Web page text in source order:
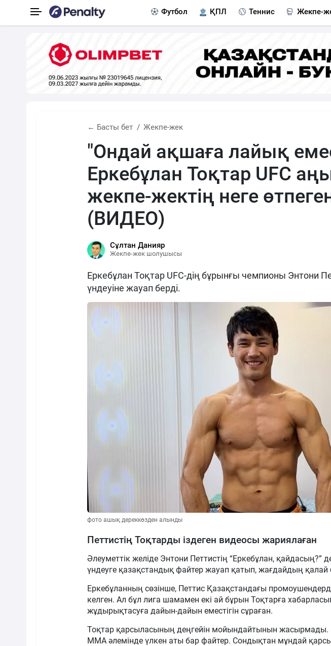
Футбол ҚПЛ Теннис Жекпе-
← Басты бет Жекпе-жек
"Ондай ақшаға лайық
Еркебұлан Тоқтар UFC
жекпе-жектің неге
(ВИДЕО)
Сұлтан Данияр
Жекпе-жек шолушысы
Еркебұлан Тоқтар UFC-дің бұрынғы чемпионы Энтони
үндеуіне жауап берді.
фото ашық дереккөзден алынды
Петтистің Тоқтарды іздеген видеосы жариялаған
Әлеуметтік желіде Энтони Петтистің “Еркебұлан, қайдасың?”
үндеуге қазақстандық файтер жауап қатып, жағдайдың
Еркебұланның сөзінше, Петтис Қазақстандағы
келген. Ал бұл лига шамамен екі ай бұрын Тоқтарға
жұдырықтасуға дайын-дайын еместігін сұраған.
Тоқтар қарсыласының деңгейін мойындайтынын
ММА әлемінде үлкен аты бар файтер. Сондықтан мұндай